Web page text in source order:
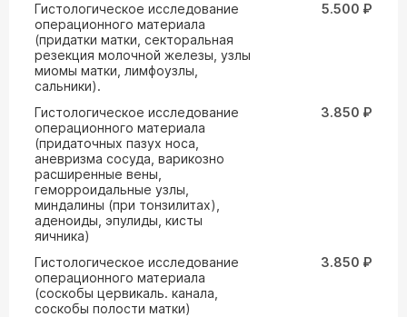
Гистологическое исследование
операционного материала
(придатки матки, секторальная
резекция молочной железы, узлы
миомы матки, лимфоузлы,
сальники).
5.500 ₽
Гистологическое исследование
операционного материала
(придаточных пазух носа,
аневризма сосуда, варикозно
расширенные вены,
геморроидальные узлы,
миндалины (при тонзилитах),
аденоиды, эпулиды, кисты
яичника)
3.850 ₽
Гистологическое исследование
операционного материала
(соскобы цервикаль. канала,
соскобы полости матки)
3.850 ₽